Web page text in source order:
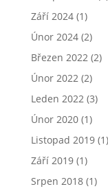
Září 2024(1)
Únor 2024(2)
Březen 2022(2)
Únor 2022(2)
Leden 2022(3)
Únor 2020(1)
Listopad 2019(1)
Září 2019(1)
Srpen 2018(1)